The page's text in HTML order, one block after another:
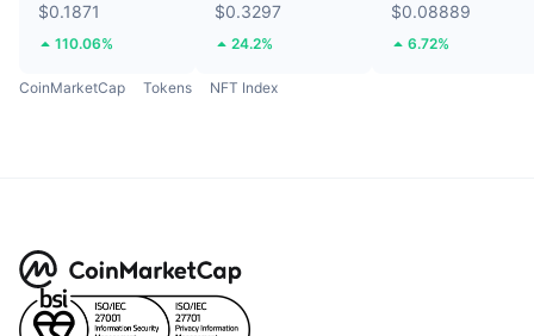
$0.1871
110.06%
$0.3297
24.2%
$0.08889
6.72%
CoinMarketCap Tokens NFT Index